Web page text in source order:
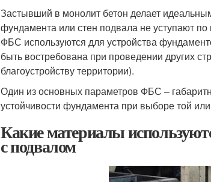
Застывший в монолит бетон делает
фундамента или стен подвала не уступают
ФБС используются для устройства
быть востребована при проведении других
благоустройству территории).
Один из основных параметров ФБС –
устойчивости фундамента при выборе той
Какие материалы
с подвалом